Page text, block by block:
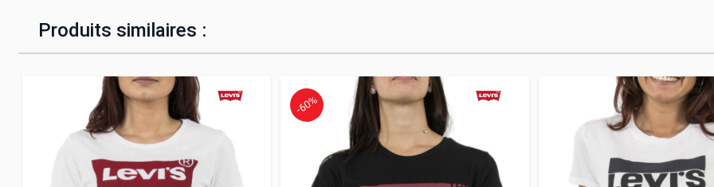
Produits similaires :
-60%